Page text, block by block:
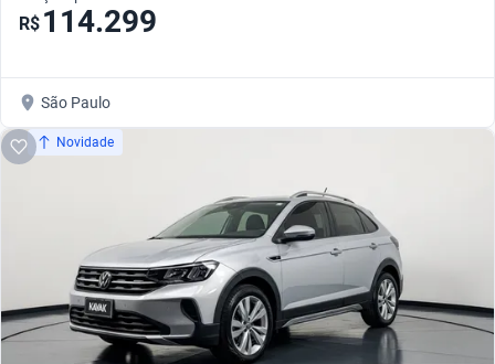
R$ 114.299
São Paulo
Novidade